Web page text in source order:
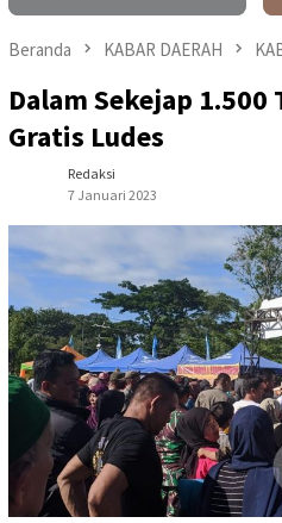
Beranda KABAR DAERAH
Dalam Sekejap
Gratis Ludes
Redaksi
7 Januari 2023